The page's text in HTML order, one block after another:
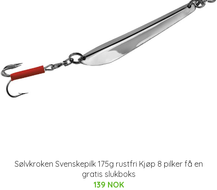
Sølvkroken Svenskepilk 175g rustfri Kjøp 8 pilker få en
gratis slukboks
139 NOK